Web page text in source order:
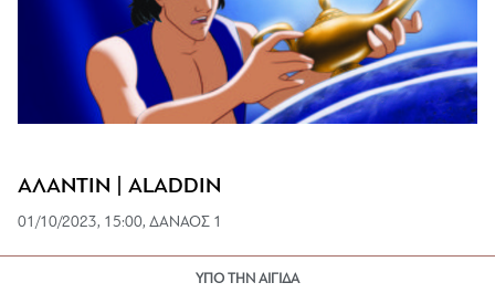
ΑΛΑΝΤΙΝ | ALADDIN
01/10/2023, 15:00, ΔΑΝΑΟΣ 1
ΥΠΟ ΤΗΝ ΑΙΓΙΔΑ